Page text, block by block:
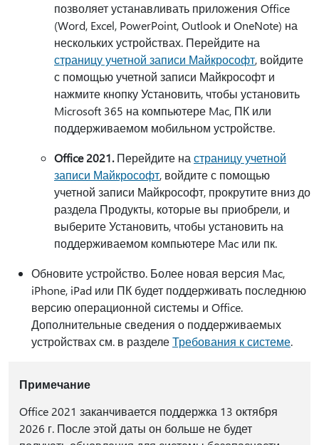
позволяет устанавливать приложения Office
(Word, Excel, PowerPoint, Outlook и OneNote) на
нескольких устройствах. Перейдите на
страницу учетной записи Майкрософт, войдите
с помощью учетной записи Майкрософт и
нажмите кнопку Установить, чтобы установить
Microsoft 365 на компьютере Mac, ПК или
поддерживаемом мобильном устройстве.
Office 2021.Перейдите на страницу учетной
записи Майкрософт, войдите с помощью
учетной записи Майкрософт, прокрутите вниз до
раздела Продукты, которые вы приобрели, и
выберите Установить, чтобы установить на
поддерживаемом компьютере Mac или пк.
Обновите устройство. Более новая версия Mac,
iPhone, iPad или ПК будет поддерживать последнюю
версию операционной системы и Office.
Дополнительные сведения о поддерживаемых
устройствах см. в разделеТребования к системе.
Примечание
Office 2021 заканчивается поддержка 13 октября
2026 г. После этой даты он больше не будет